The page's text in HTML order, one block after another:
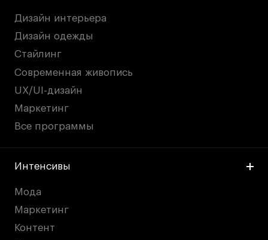
Дизайн интерьера
Дизайн одежды
Стайлинг
Современная живопись
UX/UI-дизайн
Маркетинг
Все программы
Интенсивы
Мода
Маркетинг
Контент